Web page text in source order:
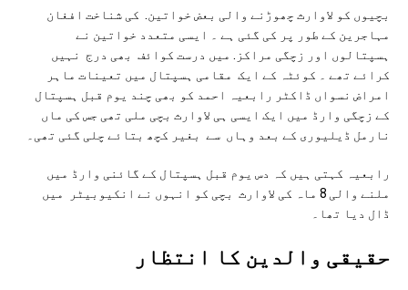
بچیوں کو لاوارث چھوڑنے والی بعض خواتین. کی شناخت افغان
مہاجرین کے طور پر کی گئی ہے ۔ ایسی متعدد خواتین نے
ہسپتالوں اور زچگی مراکز. میں درست کوائف بھی درج نہیں
کرائے تھے ۔ کوئٹہ کے ایک مقامی ہسپتال میں تعینات ماہر
امراض نسواں ڈاکٹر رابعیہ احمد کو بھی چند یوم قبل ہسپتال
کے زچگی وارڈ میں ایک ایسی ہی لاوارث بچی ملی تھی جس کی ماں
نارمل ڈیلیوری کے بعد وہاں سے بغیر کچھ بتائے چلی گئی تھی۔
رابعیہ کہتی ہیں کہ دس یوم قبل ہسپتال کے گائنی وارڈ میں
ملنے والی 8 ماہ کی لاوارث بچی کو انہوں نے انکیوبیٹر میں
ڈال دیا تھا۔
حقیقی والدین کا انتظار